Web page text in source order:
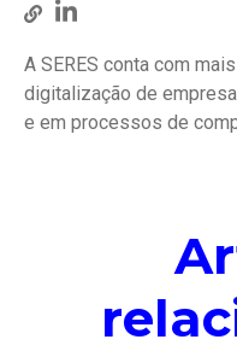
A SERES conta com
digitalização de
e em processos de